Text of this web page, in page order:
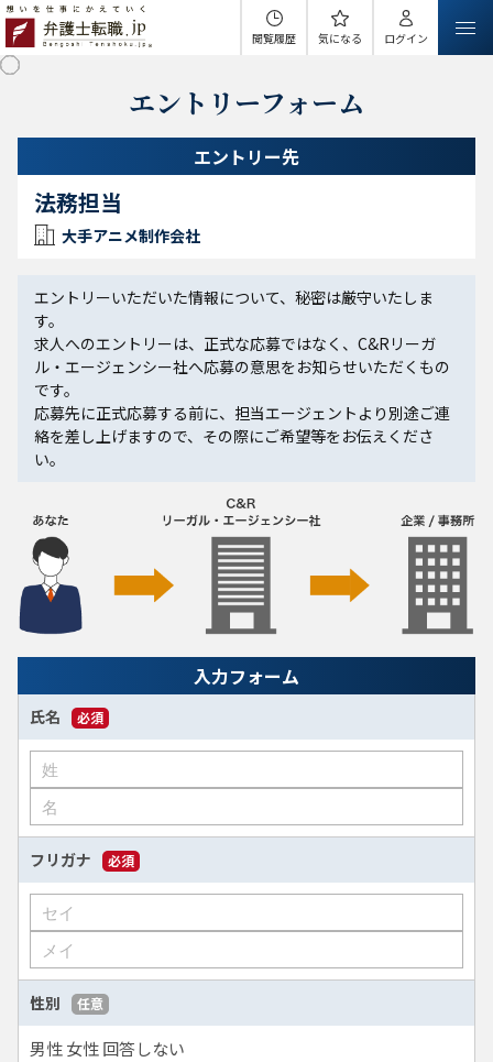
閲覧履歴 気になる ログイン
エントリーフォーム
エントリー先
法務担当
大手アニメ制作会社
エントリーいただいた情報について、秘密は厳守いたしま
す。
求人へのエントリーは、正式な応募ではなく、C&Rリーガ
ル・エージェンシー社へ応募の意思をお知らせいただくもの
です。
応募先に正式応募する前に、担当エージェントより別途ご連
絡を差し上げますので、その際にご希望等をお伝えくださ
い。
入力フォーム
氏名 必須
フリガナ 必須
性別 任意
男性女性回答しない